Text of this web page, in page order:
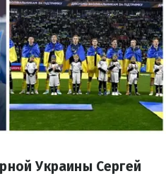
Украины Сергей